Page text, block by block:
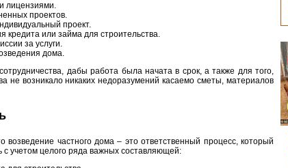
лицензиями.
проектов.
проект.
кредита или займа для строительства.
за услуги.
дома.
дабы работа была начата в срок, а также для того,
не возникало никаких недоразумений касаемо сметы, материалов
возведение частного дома – это ответственный процесс, который
с учетом целого ряда важных составляющей: